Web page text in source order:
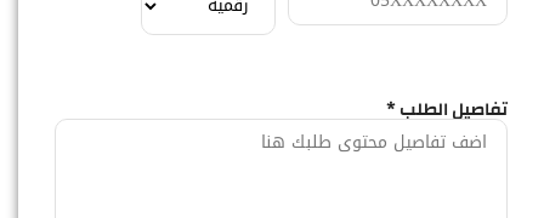
تفاصيل الطلب *